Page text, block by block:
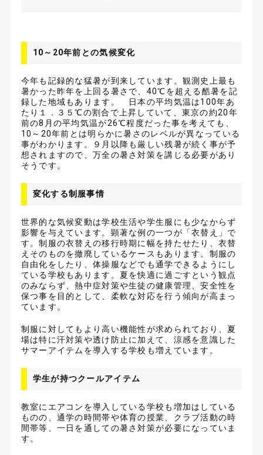
10～20年前との気候変化
今年も記録的な猛暑が到来しています。観測史上最も
暑かった昨年を上回る暑さで、40℃を超える酷暑を記
録した地域もあります。 日本の平均気温は100年あ
たり１．３５℃の割合で上昇していて、東京の約20年
前の8月の平均気温が26℃程度だった事を考えても、
10～20年前とは明らかに暑さのレベルが異なっている
事がわかります。９月以降も厳しい残暑が続く事が予
想されますので、万全の暑さ対策を講じる必要があり
そうです。
変化する制服事情
世界的な気候変動は学校生活や学生服にも少なからず
影響を与えています。顕著な例の一つが「衣替え」で
す。制服の衣替えの移行時期に幅を持たせたり、衣替
えそのものを撤廃しているケースもあります。制服の
自由化をしたり、体操服などでも通学できるようにし
ている学校もあります。夏を快適に過ごすという観点
のみならず、熱中症対策や生徒の健康管理、安全性を
保つ事を目的として、柔軟な対応を行う傾向が高まっ
ています。
制服に対してもより高い機能性が求められており、夏
場は特に汗対策や透け防止に加えて、涼感を意識した
サマーアイテムを導入する学校も増えています。
学生が持つクールアイテム
教室にエアコンを導入している学校も増加はしている
ものの、通学の時間帯や体育の授業、クラブ活動の時
間帯等、一日を通しての暑さ対策が必要になっていま
す。